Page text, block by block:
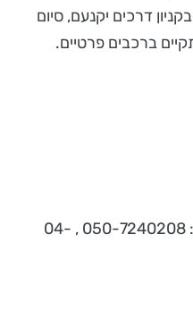
השמנים. מפגש בשעה 10:00 בקניון דרכים יקנעם, סיום
בהרשמה מראש - מנחם גילה: 050-7240208 , 04-